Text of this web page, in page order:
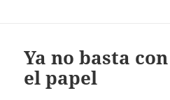
Ya no basta
el papel